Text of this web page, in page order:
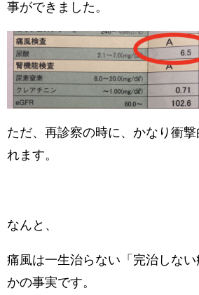
事ができました。
ただ、再診察の時に、かなり衝
れます。
なんと、
痛風は一生治らない「完治しな
かの事実です。